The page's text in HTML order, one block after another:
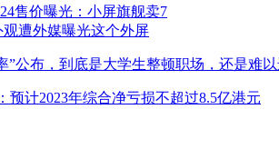
售价曝光：小屏旗舰卖7
观遭外媒曝光这个外屏
”公布，到底是大学生整顿职场，还是难
预计2023年综合净亏损不超过8.5亿港元